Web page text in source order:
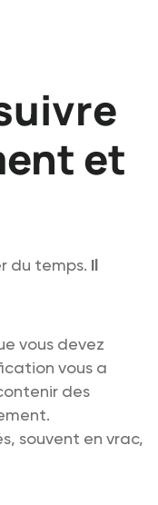
et
du temps. Il
vous devez
vous a
des
souvent en vrac,